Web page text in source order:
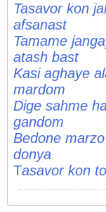
Tasavor kon
afsanast
Tamame
atash bast
Kasi aghaye
mardom
Dige sahme
gandom
Bedone
donya
Tasavor kon